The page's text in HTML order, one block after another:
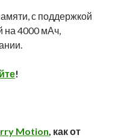
с поддержкой
на 4000 мАч,
!
Motion, как от